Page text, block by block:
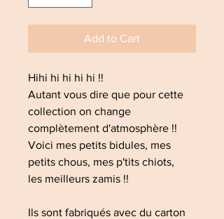
Add to Cart
Hihi hi hi hi hi !!
Autant vous dire que pour cette
collection on change
complètement d'atmosphère !!
Voici mes petits bidules, mes
petits chous, mes p'tits chiots,
les meilleurs zamis !!
Ils sont fabriqués avec du carton